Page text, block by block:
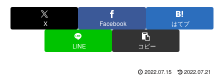
X Facebook はてブ
LINE コピー
2022.07.15 2022.07.21